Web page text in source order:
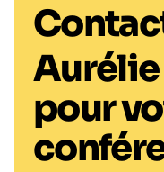
pour